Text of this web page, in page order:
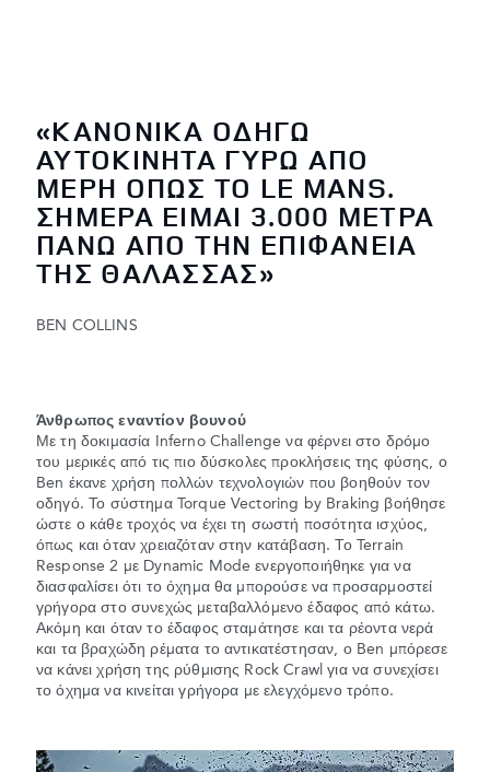
«ΚΑΝΟΝΙΚΆ ΟΔΗΓΏ
ΑΥΤΟΚΊΝΗΤΑ ΓΎΡΩ ΑΠΌ
ΜΈΡΗ ΌΠΩΣ ΤΟ LE MANS.
ΣΉΜΕΡΑ ΕΊΜΑΙ 3.000 ΜΈΤΡΑ
ΠΆΝΩ ΑΠΌ ΤΗΝ ΕΠΙΦΆΝΕΙΑ
ΤΗΣ ΘΆΛΑΣΣΑΣ»
BEN COLLINS
Άνθρωπος εναντίον βουνού
Με τη δοκιμασία Inferno Challenge να φέρνει στο δρόμο
του μερικές από τις πιο δύσκολες προκλήσεις της φύσης, ο
Ben έκανε χρήση πολλών τεχνολογιών που βοηθούν τον
οδηγό. Το σύστημα Torque Vectoring by Braking βοήθησε
ώστε ο κάθε τροχός να έχει τη σωστή ποσότητα ισχύος,
όπως και όταν χρειαζόταν στην κατάβαση. Το Terrain
Response 2 με Dynamic Mode ενεργοποιήθηκε για να
διασφαλίσει ότι το όχημα θα μπορούσε να προσαρμοστεί
γρήγορα στο συνεχώς μεταβαλλόμενο έδαφος από κάτω.
Ακόμη και όταν το έδαφος σταμάτησε και τα ρέοντα νερά
και τα βραχώδη ρέματα το αντικατέστησαν, ο Ben μπόρεσε
να κάνει χρήση της ρύθμισης Rock Crawl για να συνεχίσει
το όχημα να κινείται γρήγορα με ελεγχόμενο τρόπο.